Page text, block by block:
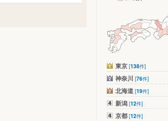
東京 [138件]
神奈川 [76件]
北海道 [19件]
新潟 [12件]
京都 [12件]